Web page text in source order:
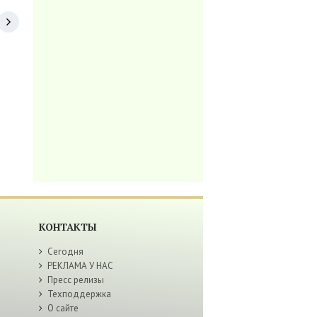
КОНТАКТЫ
Сегодня
РЕКЛАМА У НАС
Пресс релизы
Техподдержка
О сайте